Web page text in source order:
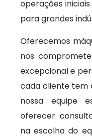
operações
para grandes
Oferecemos
nos
excepcional e
cada cliente tem
nossa equipe
oferecer
na escolha do